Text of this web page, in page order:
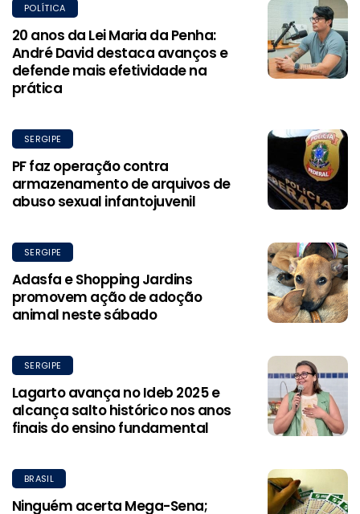
POLÍTICA
20 anos da Lei Maria da Penha:
André David destaca avanços e
defende mais efetividade na
prática
SERGIPE
PF faz operação contra
armazenamento de arquivos de
abuso sexual infantojuvenil
SERGIPE
Adasfa e Shopping Jardins
promovem ação de adoção
animal neste sábado
SERGIPE
Lagarto avança no Ideb 2025 e
alcança salto histórico nos anos
finais do ensino fundamental
BRASIL
Ninguém acerta Mega-Sena;